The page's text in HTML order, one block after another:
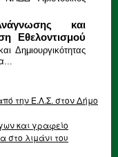
και
Εθελοντισμού
Δημιουργικότητας
την Ε.Λ.Σ. στον Δήμο
και γραφείο
στο λιμάνι του